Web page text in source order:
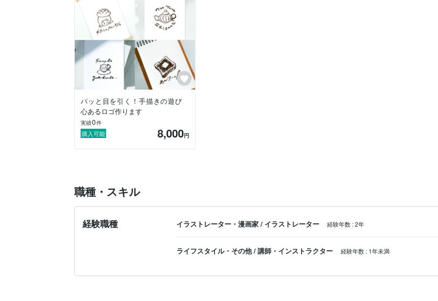
丁寧にヒアリングをし、ご希望に添ったイラストロゴを気持ちを込めてお作りします＊
パッと目を引く！手描きの遊び
心あるロゴ作ります
実績0件
購入可能 8,000円
職種・スキル
経験職種 イラストレーター・漫画家 / イラストレーター 経験年数 :2年
ライフスタイル・その他 / 講師・インストラクター 経験年数 : 1年未満